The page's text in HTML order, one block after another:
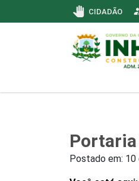
pan_tool CIDADÃO
Postado em: 10